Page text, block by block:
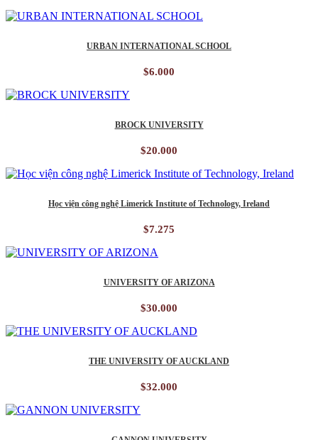
URBAN INTERNATIONAL SCHOOL
$6.000
BROCK UNIVERSITY
$20.000
Học viện công nghệ Limerick Institute of Technology, Ireland
$7.275
UNIVERSITY OF ARIZONA
$30.000
THE UNIVERSITY OF AUCKLAND
$32.000